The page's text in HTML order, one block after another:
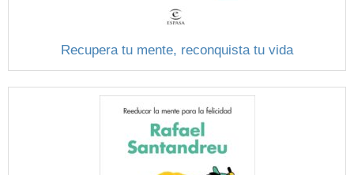
Recupera tu mente, reconquista tu vida